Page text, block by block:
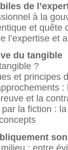
de
à la
et quête
l’expertise et
du tangible
?
et principes
:
et la
la fiction :
: entre